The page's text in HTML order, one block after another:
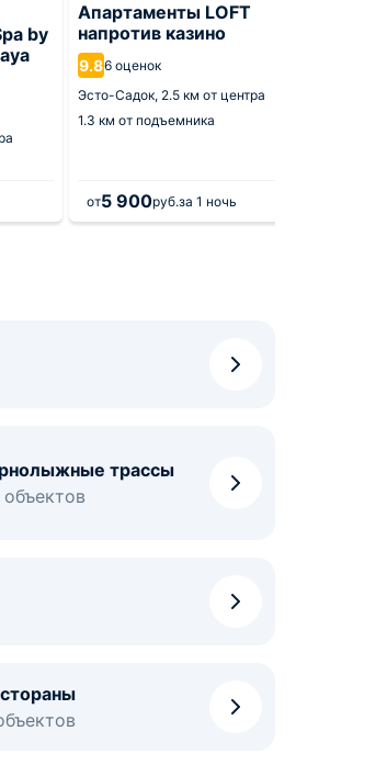
by
Апартаменты LOFT
напротив казино
9.86 оценок
Эсто-Садок, 2.5 км от центра
1.3 км от подъемника
от5 900руб.за 1 ночь
трассы
объектов